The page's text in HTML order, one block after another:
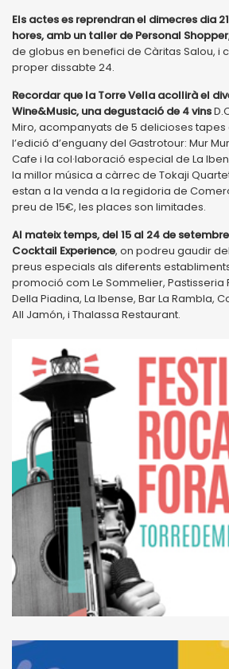
Els actes es reprendran el dimecres dia
hores, amb un taller de Personal Shopper
de globus en benefici de Càritas Salou, i
proper dissabte 24.
Recordar que la Torre Vella acollirà el
Wine&Music, una degustació de 4 vins
Miro, acompanyats de 5 delicioses
l’edició d’enguany del Gastrotour: Mur
Cafe i la col·laboració especial de La
la millor música a càrrec de Tokaji
estan a la venda a la regidoria de
preu de 15€, les places son limitades.
Al mateix temps, del 15 al 24 de
Cocktail Experience, on podreu gaudir
preus especials als diferents
promoció com Le Sommelier, Pastisseria
Della Piadina, La Ibense, Bar La Rambla,
All Jamón, i Thalassa Restaurant.